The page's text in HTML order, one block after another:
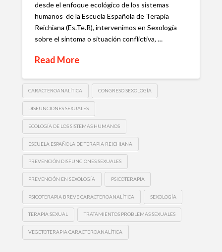
desde el enfoque ecológico de los sistemas
humanos de la Escuela Española de Terapia
Reichiana (Es.Te.R), intervenimos en Sexología
sobre el síntoma o situación conflictiva, …
Read More
CARACTEROANALÍTICA CONGRESO SEXOLOGÍA
DISFUNCIONES SEXUALES
ECOLOGÍA DE LOS SISTEMAS HUMANOS
ESCUELA ESPAÑOLA DE TERAPIA REICHIANA
PREVENCIÓN DISFUNCIONES SEXUALES
PREVENCIÓN EN SEXOLOGÍA PSICOTERAPIA
PSICOTERAPIA BREVE CARACTEROANALÍTICA SEXOLOGÍA
TERAPIA SEXUAL TRATAMIENTOS PROBLEMAS SEXUALES
VEGETOTERAPIA CARACTEROANALÍTICA